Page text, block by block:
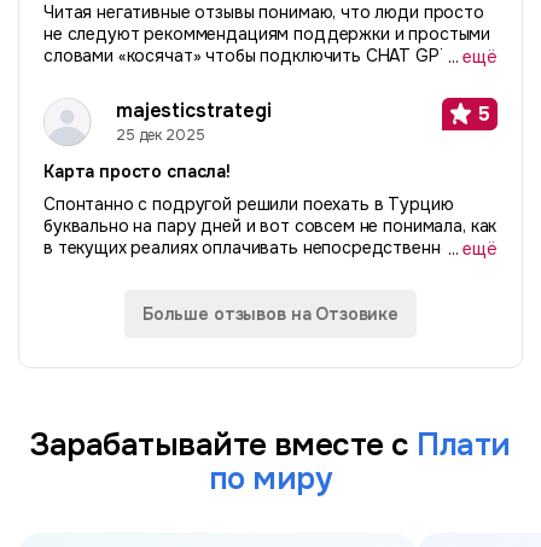
Читая негативные отзывы понимаю, что люди просто
не следуют рекоммендациям поддержки и простыми
словами «косячат» чтобы подключить CHAT GPT или
«счастье». Расскажу свою историю. Я живу за
рубежом...
...ещё
majesticstrategi
25 дек 2025
5
Карта просто спасла!
Спонтанно с подругой решили поехать в Турцию
буквально на пару дней и вот совсем не понимала, как
в текущих реалиях оплачивать непосредственно там.
...ещё
Больше отзывов на Отзовике
Зарабатывайте вместе с Плати
по миру